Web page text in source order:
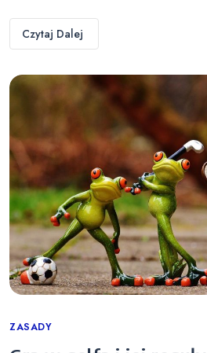
Czytaj Dalej
Categories
ZASADY